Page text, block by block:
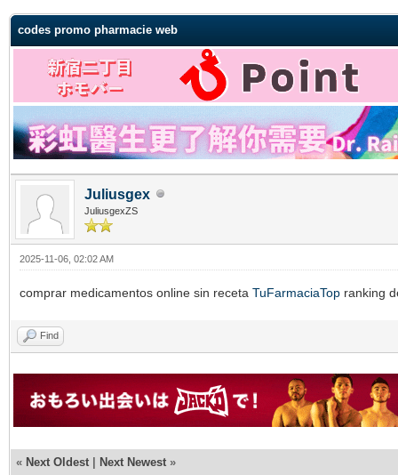
codes promo pharmacie web
Juliusgex
JuliusgexZS
2025-11-06, 02:02 AM
comprar medicamentos online sin receta TuFarmaciaTop ranking
Find
« Next Oldest | Next Newest »